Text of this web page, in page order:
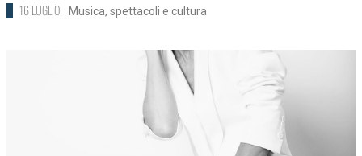
16 LUGLIO Musica, spettacoli e cultura